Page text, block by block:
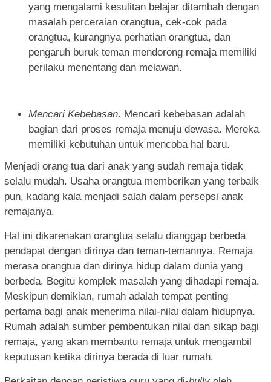
yang mengalami kesulitan belajar ditambah dengan
masalah perceraian orangtua, cek-cok pada
orangtua, kurangnya perhatian orangtua, dan
pengaruh buruk teman mendorong remaja memiliki
perilaku menentang dan melawan.
Mencari Kebebasan. Mencari kebebasan adalah
bagian dari proses remaja menuju dewasa. Mereka
memiliki kebutuhan untuk mencoba hal baru.
Menjadi orang tua dari anak yang sudah remaja tidak
selalu mudah. Usaha orangtua memberikan yang terbaik
pun, kadang kala menjadi salah dalam persepsi anak
remajanya.
Hal ini dikarenakan orangtua selalu dianggap berbeda
pendapat dengan dirinya dan teman-temannya. Remaja
merasa orangtua dan dirinya hidup dalam dunia yang
berbeda. Begitu komplek masalah yang dihadapi remaja.
Meskipun demikian, rumah adalah tempat penting
pertama bagi anak menerima nilai-nilai dalam hidupnya.
Rumah adalah sumber pembentukan nilai dan sikap bagi
remaja, yang akan membantu remaja untuk mengambil
keputusan ketika dirinya berada di luar rumah.